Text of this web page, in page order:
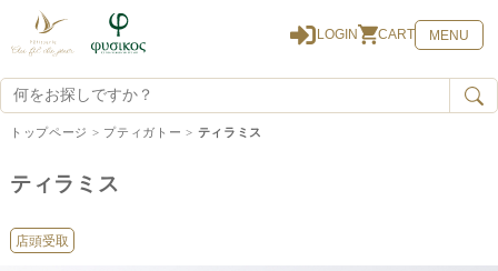
LOGIN CART
MENU
トップページ > プティガトー > ティラミス
ティラミス
店頭受取